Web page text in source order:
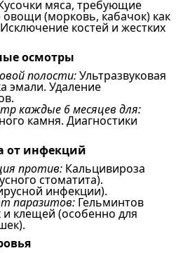
мяса, требующие
(морковь, кабачок) как
костей и жестких
осмотры
полости:Ультразвуковая
эмали. Удаление
каждые 6 месяцев для:
камня. Диагностики
от инфекций
против: Кальцивироза
стоматита).
инфекции).
паразитов: Гельминтов
клещей (особенно для